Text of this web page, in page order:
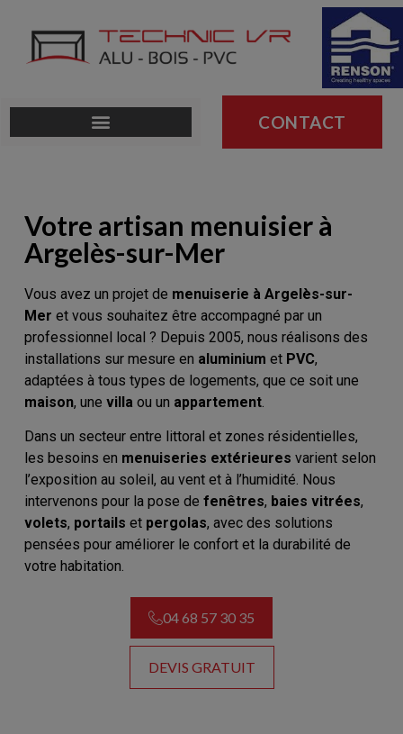
CONTACT
Votre artisan menuisier à
Argelès-sur-Mer
Vous avez un projet de menuiserie à Argelès-sur-
Mer et vous souhaitez être accompagné par un
professionnel local ? Depuis 2005, nous réalisons des
installations sur mesure en aluminium et PVC,
adaptées à tous types de logements, que ce soit une
maison, une villa ou un appartement.
Dans un secteur entre littoral et zones résidentielles,
les besoins en menuiseries extérieures varient selon
l’exposition au soleil, au vent et à l’humidité. Nous
intervenons pour la pose de fenêtres, baies vitrées,
volets, portails et pergolas, avec des solutions
pensées pour améliorer le confort et la durabilité de
votre habitation.
04 68 57 30 35
DEVIS GRATUIT